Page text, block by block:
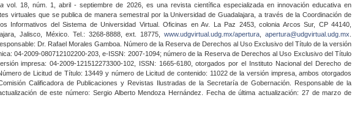
vol. 18, núm. 1, abril - septiembre de 2026, es una revista científica especializada en innovación educativa en
virtuales que se publica de manera semestral por la Universidad de Guadalajara, a través de la Coordinación de
Informativos del Sistema de Universidad Virtual. Oficinas en Av. La Paz 2453, colonia Arcos Sur, CP 44140,
Jalisco, México. Tel.: 3268-8888, ext. 18775,www.udgvirtual.udg.mx/apertura apertura@udgvirtual.udg.mx
Dr. Rafael Morales Gamboa. Número de la Reserva de Derechos al Uso Exclusivo del Título de la versión
04-2009-080712102200-203, e-ISSN: 2007-1094; número de la Reserva de Derechos al Uso Exclusivo del Título
impresa: 04-2009-121512273300-102, ISSN: 1665-6180, otorgados por el Instituto Nacional del Derecho de
de Licitud de Título: 13449 y número de Licitud de contenido: 11022 de la versión impresa, ambos otorgados
Calificadora de Publicaciones y Revistas Ilustradas de la Secretaría de Gobernación. Responsable de la
de este número: Sergio Alberto Mendoza Hernández. Fecha de última actualización: 27 de marzo de